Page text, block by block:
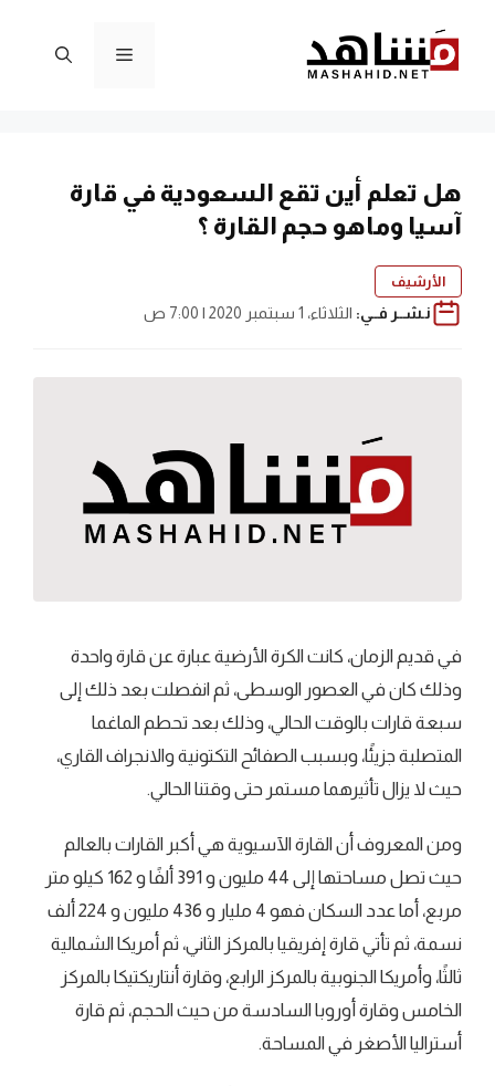
المحتوى
القائمة
هل تعلم أين تقع السعودية في قارة
آسيا وماهو حجم القارة ؟
الأرشيف
نـشــر فــي: الثلاثاء، 1 سبتمبر 2020 | 7:00 ص
في قديم الزمان، كانت الكرة الأرضية عبارة عن قارة واحدة
وذلك كان في العصور الوسطى، ثم انفصلت بعد ذلك إلى
سبعة قارات بالوقت الحالي، وذلك بعد تحطم الماغما
المتصلبة جزيئًا، وبسبب الصفائح التكتونية والانجراف القاري،
حيث لا يزال تأثيرهما مستمر حتى وقتنا الحالي.
ومن المعروف أن القارة الآسيوية هي أكبر القارات بالعالم
حيث تصل مساحتها إلى 44 مليون و 391 ألفًا و 162 كيلو متر
مربع، أما عدد السكان فهو 4 مليار و 436 مليون و 224 ألف
نسمة، ثم تأتي قارة إفريقيا بالمركز الثاني، ثم أمريكا الشمالية
ثالثًا، وأمريكا الجنوبية بالمركز الرابع، وقارة أنتاريكتيكا بالمركز
الخامس وقارة أوروبا السادسة من حيث الحجم، ثم قارة
أستراليا الأصغر في المساحة.